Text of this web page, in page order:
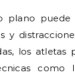
y
los atletas
como